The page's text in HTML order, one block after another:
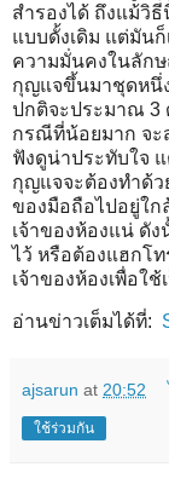
สำรองได้ ถึงแม้วิ
แบบดั้งเดิม แต่มัน
ความมั่นคงในลักษ
กุญแจขึ้นมาชุดหนึ่ง
ปกติจะประมาณ 3
กรณีที่น้อยมาก จะ
ฟังดูน่าประทับใจ
กุญแจจะต้องทำด้ว
ของมือถือไปอยู่ใก
เจ้าของห้องแน่ ดั
ไว้ หรือต้องแฮกโ
เจ้าของห้องเพื่อใ
อ่านข่าวเต็มได้ที่:
ajsarun at 20:52
ใช้ร่วมกัน